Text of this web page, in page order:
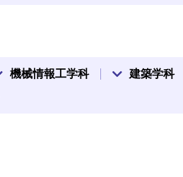
機械情報工学科 建築学科